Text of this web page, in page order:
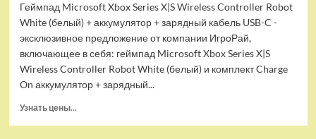
Геймпад Microsoft Xbox Series X|S Wireless Controller Robot
White (белый) + аккумулятор + зарядный кабель USB-C -
эксклюзивное предложение от компании ИгроРай,
включающее в себя: геймпад Microsoft Xbox Series X|S
Wireless Controller Robot White (белый) и комплект Charge
On аккумулятор + зарядный...
Узнать цены...